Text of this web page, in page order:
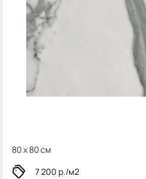
80 x 80 см
7 200 р./м2